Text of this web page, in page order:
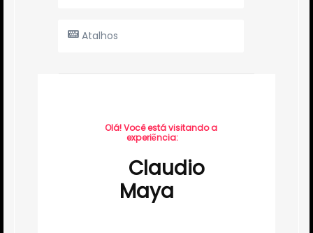
Atalhos
Olá! Você está visitando a
experiẽncia:
Claudio
Maya